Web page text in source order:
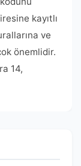
kayıtlı
ve
önemlidir.
14,